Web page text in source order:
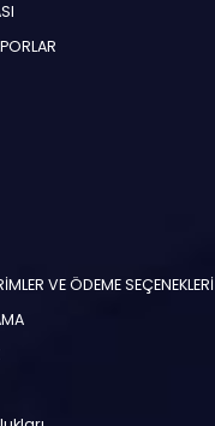
VE ÖDEME SEÇENEKLERİ